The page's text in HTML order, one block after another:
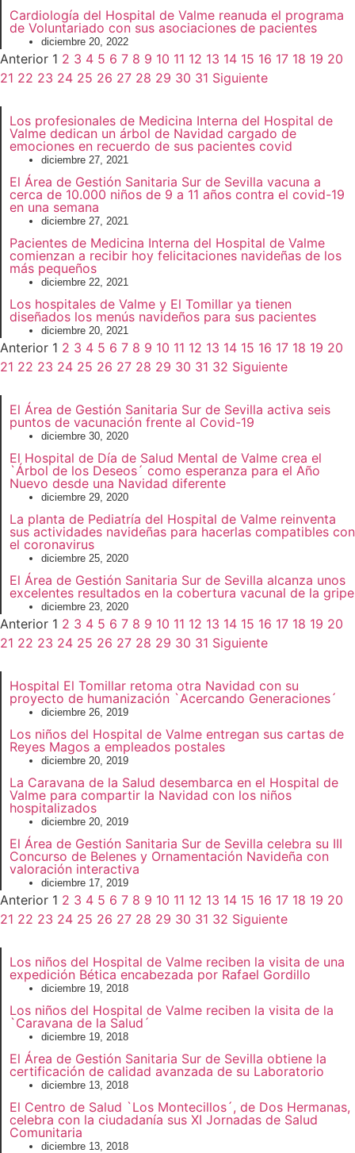
Cardiología del Hospital de Valme reanuda el programa
de Voluntariado con sus asociaciones de pacientes
diciembre 20, 2022
Anterior 1 2 3 4 5 6 7 8 9 10 11 12 13 14 15 16 17 18 19 20
21 22 23 24 25 26 27 28 29 30 31 Siguiente
Los profesionales de Medicina Interna del Hospital de
Valme dedican un árbol de Navidad cargado de
emociones en recuerdo de sus pacientes covid
diciembre 27, 2021
El Área de Gestión Sanitaria Sur de Sevilla vacuna a
cerca de 10.000 niños de 9 a 11 años contra el covid-19
en una semana
diciembre 27, 2021
Pacientes de Medicina Interna del Hospital de Valme
comienzan a recibir hoy felicitaciones navideñas de los
más pequeños
diciembre 22, 2021
Los hospitales de Valme y El Tomillar ya tienen
diseñados los menús navideños para sus pacientes
diciembre 20, 2021
Anterior 1 2 3 4 5 6 7 8 9 10 11 12 13 14 15 16 17 18 19 20
21 22 23 24 25 26 27 28 29 30 31 32 Siguiente
El Área de Gestión Sanitaria Sur de Sevilla activa seis
puntos de vacunación frente al Covid-19
diciembre 30, 2020
El Hospital de Día de Salud Mental de Valme crea el
`Árbol de los Deseos´ como esperanza para el Año
Nuevo desde una Navidad diferente
diciembre 29, 2020
La planta de Pediatría del Hospital de Valme reinventa
sus actividades navideñas para hacerlas compatibles con
el coronavirus
diciembre 25, 2020
El Área de Gestión Sanitaria Sur de Sevilla alcanza unos
excelentes resultados en la cobertura vacunal de la gripe
diciembre 23, 2020
Anterior 1 2 3 4 5 6 7 8 9 10 11 12 13 14 15 16 17 18 19 20
21 22 23 24 25 26 27 28 29 30 31 Siguiente
Hospital El Tomillar retoma otra Navidad con su
proyecto de humanización `Acercando Generaciones´
diciembre 26, 2019
Los niños del Hospital de Valme entregan sus cartas de
Reyes Magos a empleados postales
diciembre 20, 2019
La Caravana de la Salud desembarca en el Hospital de
Valme para compartir la Navidad con los niños
hospitalizados
diciembre 20, 2019
El Área de Gestión Sanitaria Sur de Sevilla celebra su III
Concurso de Belenes y Ornamentación Navideña con
valoración interactiva
diciembre 17, 2019
Anterior 1 2 3 4 5 6 7 8 9 10 11 12 13 14 15 16 17 18 19 20
21 22 23 24 25 26 27 28 29 30 31 32 Siguiente
Los niños del Hospital de Valme reciben la visita de una
expedición Bética encabezada por Rafael Gordillo
diciembre 19, 2018
Los niños del Hospital de Valme reciben la visita de la
`Caravana de la Salud´
diciembre 19, 2018
El Área de Gestión Sanitaria Sur de Sevilla obtiene la
certificación de calidad avanzada de su Laboratorio
diciembre 13, 2018
El Centro de Salud `Los Montecillos´, de Dos Hermanas,
celebra con la ciudadanía sus XI Jornadas de Salud
Comunitaria
diciembre 13, 2018